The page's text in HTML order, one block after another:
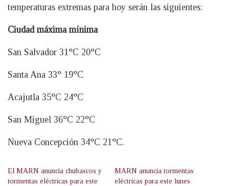
temperaturas extremas para hoy serán las siguientes:
Ciudad máxima mínima
San Salvador 31°C 20°C
Santa Ana 33° 19°C
Acajutla 35°C 24°C
San Miguel 36°C 22°C
Nueva Concepción 34°C 21°C.
El MARN anuncia chubascos y
tormentas eléctricas para este
MARN anuncia tormentas
eléctricas para este lunes